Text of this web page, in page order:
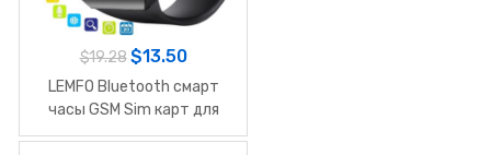
$19.28 $13.50
LEMFO Bluetooth смарт
часы GSM Sim карт для
IOS и Android